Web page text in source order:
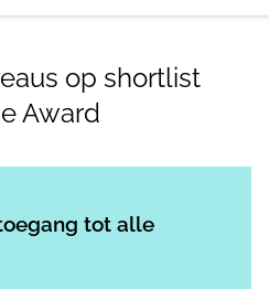
op shortlist
Award
tot alle